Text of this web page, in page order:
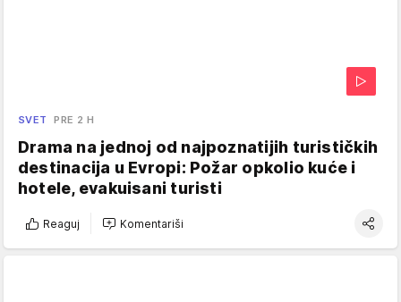
SVET PRE 2 H
Drama na jednoj od najpoznatijih turističkih
destinacija u Evropi: Požar opkolio kuće i
hotele, evakuisani turisti
Reaguj Komentariši